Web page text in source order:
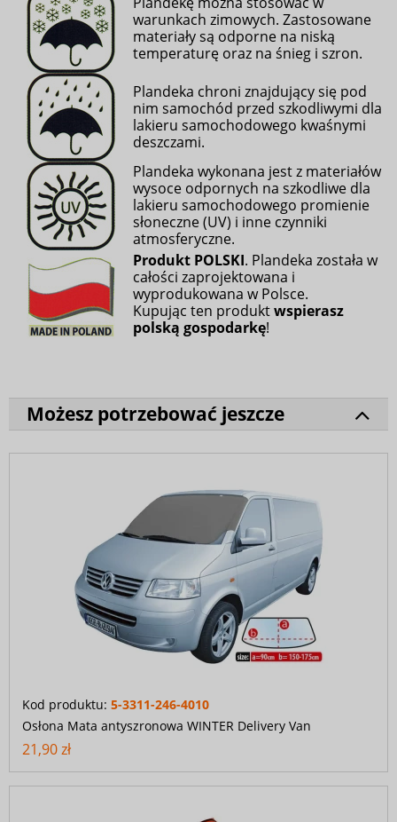
warunkach zimowych. Zastosowane
materiały są odporne na niską
temperaturę oraz na śnieg i szron.
Plandeka chroni znajdujący się pod
nim samochód przed szkodliwymi dla
lakieru samochodowego kwaśnymi
deszczami.
Plandeka wykonana jest z materiałów
wysoce odpornych na szkodliwe dla
lakieru samochodowego promienie
słoneczne (UV) i inne czynniki
atmosferyczne.
Produkt POLSKI. Plandeka została w
całości zaprojektowana i
wyprodukowana w Polsce.
Kupując ten produktwspierasz
polską gospodarkę!
Możesz potrzebować jeszcze
Kod produktu: 5-3311-246-4010
Osłona Mata antyszronowa WINTER Delivery Van
21,90 zł